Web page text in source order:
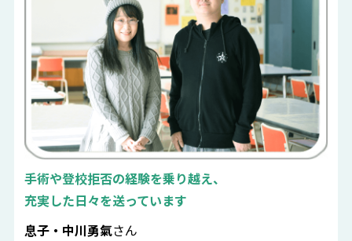
手術や登校拒否の経験を乗り越え、
充実した日々を送っています
息子・中川勇氣さん